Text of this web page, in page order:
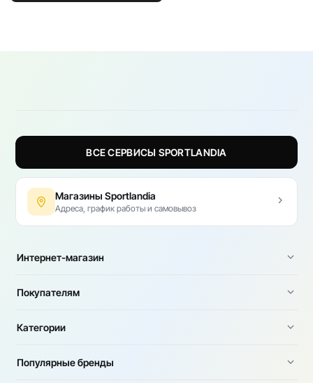
ВСЕ СЕРВИСЫ SPORTLANDIA
Магазины Sportlandia
Адреса, график работы и самовывоз
Интернет-магазин
Покупателям
Категории
Популярные бренды